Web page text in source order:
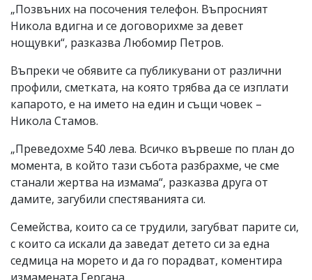
„Позвъних на посочения телефон. Въпросният
Никола вдигна и се договорихме за девет
нощувки“, разказва Любомир Петров.
Въпреки че обявите са публикувани от различни
профили, сметката, на която трябва да се изплати
капарото, е на името на един и същи човек –
Никола Стамов.
„Преведохме 540 лева. Всичко вървеше по план до
момента, в който тази събота разбрахме, че сме
станали жертва на измама“, разказва друга от
дамите, загубили спестяванията си.
Семейства, които са се трудили, загубват парите си,
с които са искали да заведат детето си за една
седмица на морето и да го порадват, коментира
измамената Гергана.